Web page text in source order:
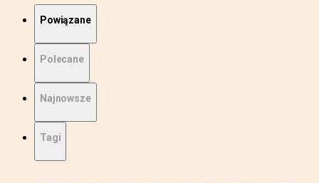
Powiązane
Polecane
Najnowsze
Tagi